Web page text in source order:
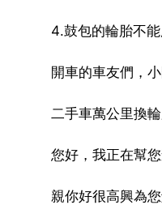
4.鼓包的輪胎不能
開車的車友們，
二手車萬公里換輪
您好，我正在幫
親你好很高興為